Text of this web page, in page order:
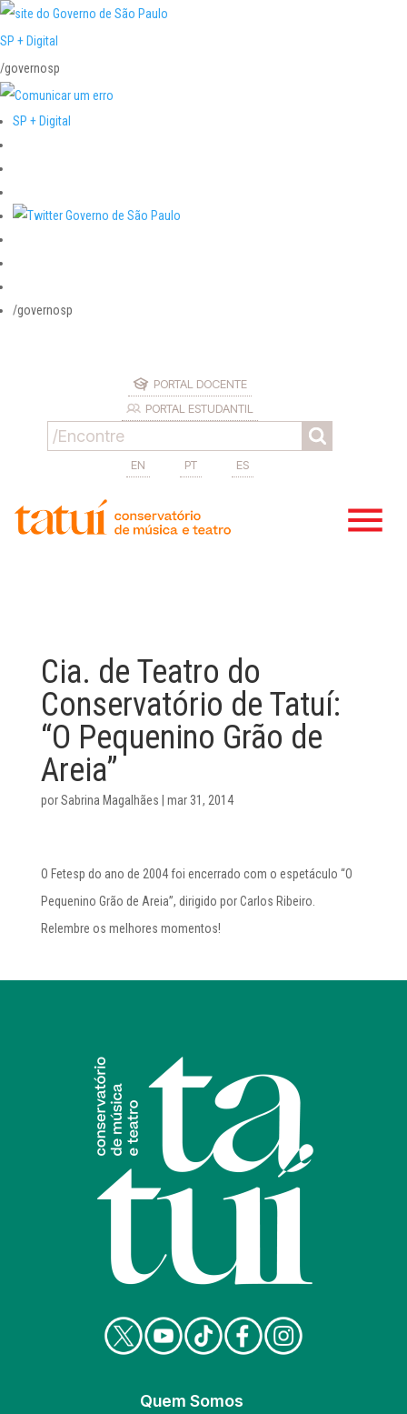
SP + Digital
/governosp
SP + Digital
/governosp
PORTAL DOCENTE
PORTAL ESTUDANTIL
EN PT ES
Cia. de Teatro do
Conservatório de Tatuí:
“O Pequenino Grão de
Areia”
porSabrina Magalhães mar 31, 2014
O Fetesp do ano de 2004 foi encerrado com o espetáculo “O
Pequenino Grão de Areia”, dirigido por Carlos Ribeiro.
Relembre os melhores momentos!
Quem Somos